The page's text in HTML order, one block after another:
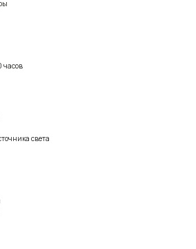
часов
света